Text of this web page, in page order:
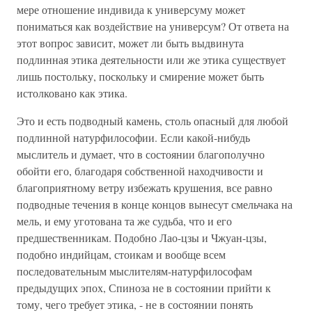
мере отношение индивида к универсуму может
пониматься как воздействие на универсум? От ответа на
этот вопрос зависит, может ли быть выдвинута
подлинная этика деятельности или же этика существует
лишь постольку, поскольку и смирение может быть
истолковано как этика.
Это и есть подводный камень, столь опасный для любой
подлинной натурфилософии. Если какой-нибудь
мыслитель и думает, что в состоянии благополучно
обойти его, благодаря собственной находчивости и
благоприятному ветру избежать крушения, все равно
подводные течения в конце концов вынесут смельчака на
мель, и ему уготована та же судьба, что и его
предшественникам. Подобно Лао-цзы и Чжуан-цзы,
подобно индийцам, стоикам и вообще всем
последовательным мыслителям-натурфилософам
предыдущих эпох, Спиноза не в состоянии прийти к
тому, чего требует этика, - не в состоянии понять